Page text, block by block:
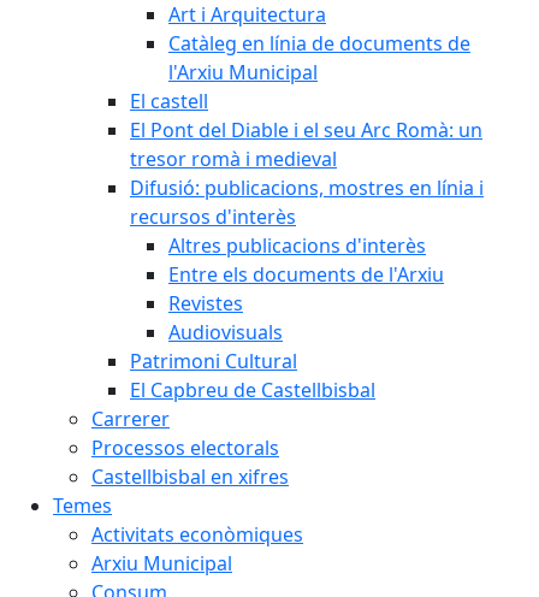
Art i Arquitectura
Catàleg en línia de documents de
l'Arxiu Municipal
El castell
El Pont del Diable i el seu Arc Romà: un
tresor romà i medieval
Difusió: publicacions, mostres en línia i
recursos d'interès
Altres publicacions d'interès
Entre els documents de l'Arxiu
Revistes
Audiovisuals
Patrimoni Cultural
El Capbreu de Castellbisbal
Carrerer
Processos electorals
Castellbisbal en xifres
Temes
Activitats econòmiques
Arxiu Municipal